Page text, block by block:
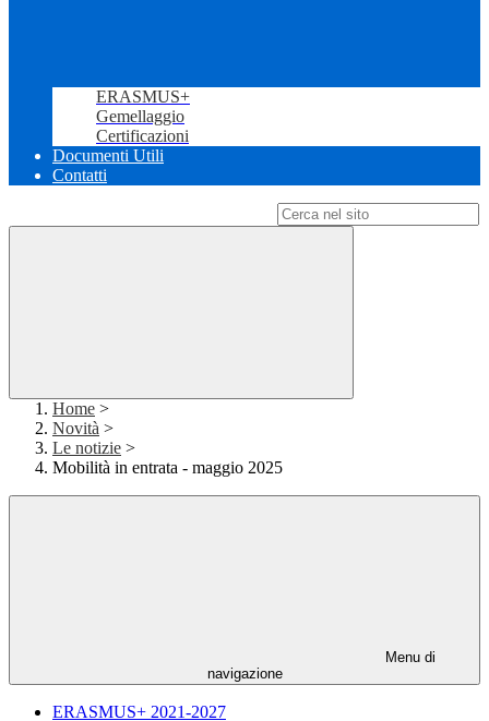
ERASMUS+
Gemellaggio
Certificazioni
Documenti Utili
Contatti
Home >
Novità >
Le notizie >
Mobilità in entrata - maggio 2025
Menu di
navigazione
ERASMUS+ 2021-2027